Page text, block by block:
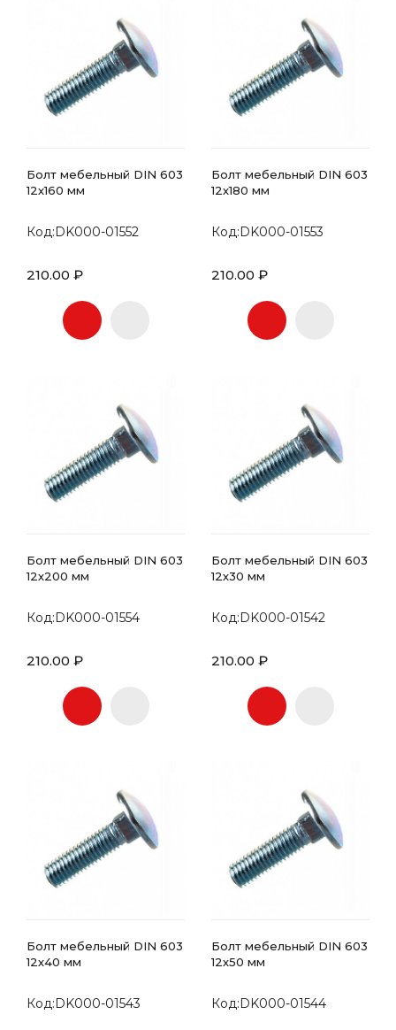
Болт мебельный DIN 603
12х160 мм
Код:DK000-01552
210.00 ₽
Болт мебельный DIN 603
12х180 мм
Код:DK000-01553
210.00 ₽
Болт мебельный DIN 603
12х200 мм
Код:DK000-01554
210.00 ₽
Болт мебельный DIN 603
12х30 мм
Код:DK000-01542
210.00 ₽
Болт мебельный DIN 603
12х40 мм
Код:DK000-01543
Болт мебельный DIN 603
12х50 мм
Код:DK000-01544